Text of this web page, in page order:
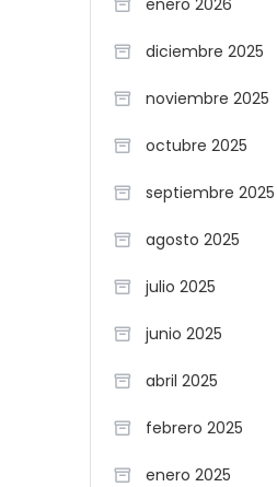
enero 2026
diciembre 2025
noviembre 2025
octubre 2025
septiembre 2025
agosto 2025
julio 2025
junio 2025
abril 2025
febrero 2025
enero 2025